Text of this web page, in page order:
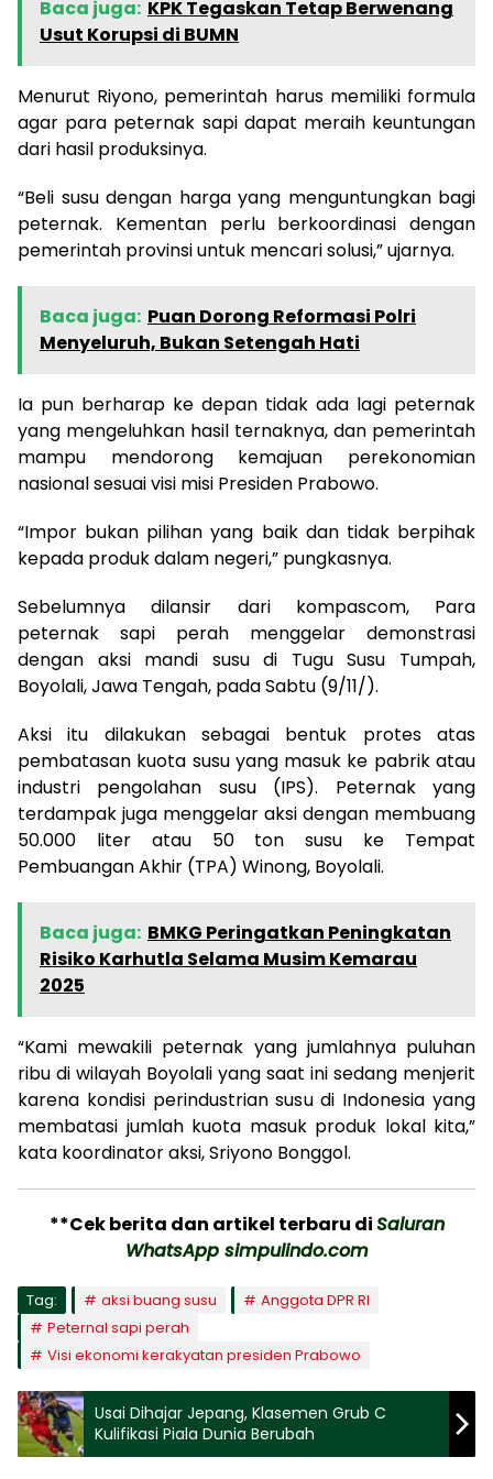
Baca juga: KPK Tegaskan Tetap Berwenang
Usut Korupsi di BUMN
Menurut Riyono, pemerintah harus memiliki formula
agar para peternak sapi dapat meraih keuntungan
dari hasil produksinya.
“Beli susu dengan harga yang menguntungkan bagi
peternak. Kementan perlu berkoordinasi dengan
pemerintah provinsi untuk mencari solusi,” ujarnya.
Baca juga: Puan Dorong Reformasi Polri
Menyeluruh, Bukan Setengah Hati
Ia pun berharap ke depan tidak ada lagi peternak
yang mengeluhkan hasil ternaknya, dan pemerintah
mampu mendorong kemajuan perekonomian
nasional sesuai visi misi Presiden Prabowo.
“Impor bukan pilihan yang baik dan tidak berpihak
kepada produk dalam negeri,” pungkasnya.
Sebelumnya dilansir dari kompascom, Para
peternak sapi perah menggelar demonstrasi
dengan aksi mandi susu di Tugu Susu Tumpah,
Boyolali, Jawa Tengah, pada Sabtu (9/11/).
Aksi itu dilakukan sebagai bentuk protes atas
pembatasan kuota susu yang masuk ke pabrik atau
industri pengolahan susu (IPS). Peternak yang
terdampak juga menggelar aksi dengan membuang
50.000 liter atau 50 ton susu ke Tempat
Pembuangan Akhir (TPA) Winong, Boyolali.
Baca juga: BMKG Peringatkan Peningkatan
Risiko Karhutla Selama Musim Kemarau
2025
“Kami mewakili peternak yang jumlahnya puluhan
ribu di wilayah Boyolali yang saat ini sedang menjerit
karena kondisi perindustrian susu di Indonesia yang
membatasi jumlah kuota masuk produk lokal kita,”
kata koordinator aksi, Sriyono Bonggol.
**Cek berita dan artikel terbaru diSaluran
WhatsApp simpulindo.com
Tag: aksi buang susu
Anggota DPR RI
Peternal sapi perah
Visi ekonomi kerakyatan presiden Prabowo
Usai Dihajar Jepang, Klasemen Grub C
Kulifikasi Piala Dunia Berubah